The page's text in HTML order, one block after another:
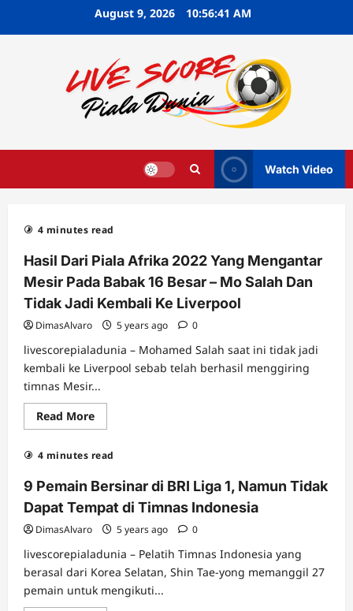
August 9, 2026 10:56:42 AM
Watch Video
4 minutes read
Hasil Dari Piala Afrika 2022 Yang Mengantar
Mesir Pada Babak 16 Besar – Mo Salah Dan
Tidak Jadi Kembali Ke Liverpool
DimasAlvaro 5 years ago 0
livescorepialadunia – Mohamed Salah saat ini tidak jadi
kembali ke Liverpool sebab telah berhasil menggiring
timnas Mesir...
Read MoreRead
more
Hasil
Dari
Afrika
2022
Yang
Mengantar
Mesir
Pada
Babak
16
Besar
–
Mo
4 minutes read
9 Pemain Bersinar di BRI Liga 1, Namun Tidak
Dapat Tempat di Timnas Indonesia
DimasAlvaro 5 years ago 0
livescorepialadunia – Pelatih Timnas Indonesia yang
berasal dari Korea Selatan, Shin Tae-yong memanggil 27
pemain untuk mengikuti...